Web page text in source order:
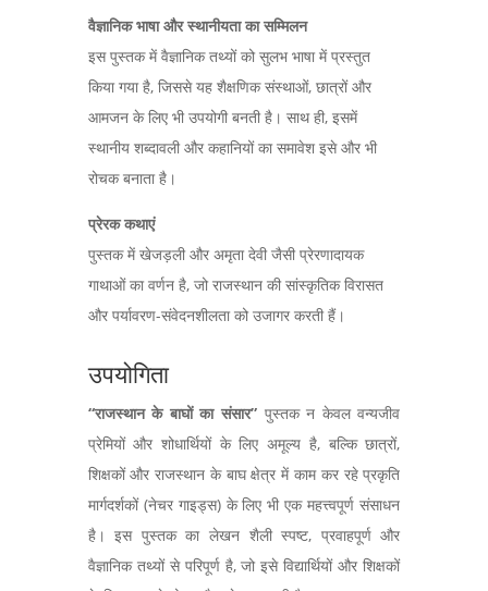
वैज्ञानिक भाषा और स्थानीयता का सम्मिलन
इस पुस्तक में वैज्ञानिक तथ्यों को सुलभ भाषा में प्रस्तुत
किया गया है, जिससे यह शैक्षणिक संस्थाओं, छात्रों और
आमजन के लिए भी उपयोगी बनती है। साथ ही, इसमें
स्थानीय शब्दावली और कहानियों का समावेश इसे और भी
रोचक बनाता है।
प्रेरक कथाएं
पुस्तक में खेजड़ली और अमृता देवी जैसी प्रेरणादायक
गाथाओं का वर्णन है, जो राजस्थान की सांस्कृतिक विरासत
और पर्यावरण-संवेदनशीलता को उजागर करती हैं।
उपयोगिता
“राजस्थान के बाघों का संसार” पुस्तक न केवल वन्यजीव
प्रेमियों और शोधार्थियों के लिए अमूल्य है, बल्कि छात्रों,
शिक्षकों और राजस्थान के बाघ क्षेत्र में काम कर रहे प्रकृति
मार्गदर्शकों (नेचर गाइड्स) के लिए भी एक महत्त्वपूर्ण संसाधन
है। इस पुस्तक का लेखन शैली स्पष्ट, प्रवाहपूर्ण और
वैज्ञानिक तथ्यों से परिपूर्ण है, जो इसे विद्यार्थियों और शिक्षकों